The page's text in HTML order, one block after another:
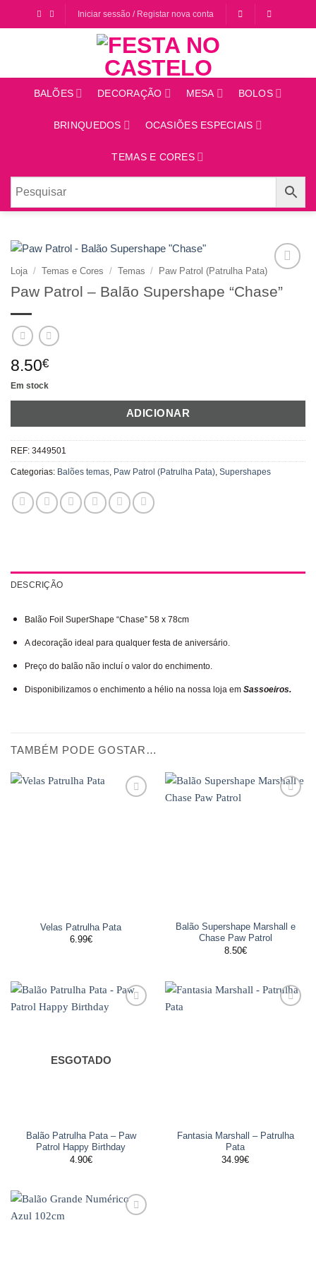
Iniciar sessão / Registar nova conta
BALÕES DECORAÇÃO MESA BOLOS
BRINQUEDOS OCASIÕES ESPECIAIS
TEMAS E CORES
aos
Loja / Temas e Cores / Temas / Paw Patrol (Patrulha Pata)
Paw Patrol – Balão Supershape “Chase”
8.50€
Em stock
ADICIONAR
REF: 3449501
Categorias: Balões temas, Paw Patrol (Patrulha Pata), Supershapes
DESCRIÇÃO
Balão Foil SuperShape “Chase” 58 x 78cm
A decoração ideal para qualquer festa de aniversário.
Preço do balão não incluí o valor do enchimento.
Disponibilizamos o enchimento a hélio na nossa loja em Sassoeiros.
TAMBÉM PODE GOSTAR…
Velas Patrulha Pata
6.99€
Balão Supershape Marshall e
Chase Paw Patrol
8.50€
ESGOTADO
Balão Patrulha Pata – Paw
Patrol Happy Birthday
4.90€
Fantasia Marshall – Patrulha
Pata
34.99€